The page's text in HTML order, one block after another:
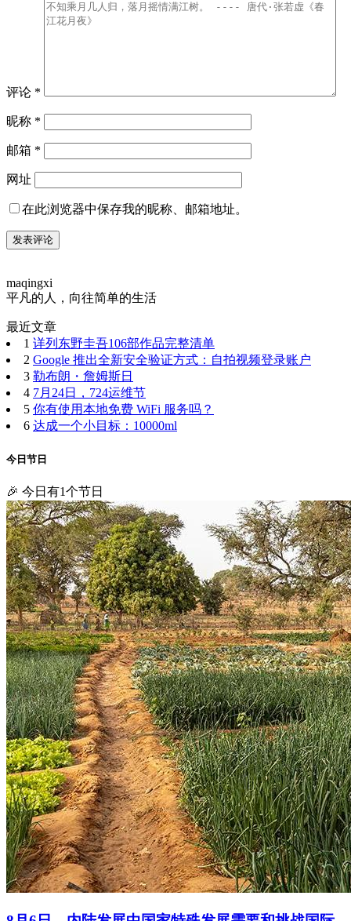
评论 *
昵称 *
邮箱 *
网址
在此浏览器中保存我的昵称、邮箱地址。
maqingxi
平凡的人，向往简单的生活
最近文章
1 详列东野圭吾106部作品完整清单
2 Google 推出全新安全验证方式：自拍视频登录账户
3 勒布朗・詹姆斯日
4 7月24日，724运维节
5 你有使用本地免费 WiFi 服务吗？
6 达成一个小目标：10000ml
今日节日
🎉 今日有1个节日